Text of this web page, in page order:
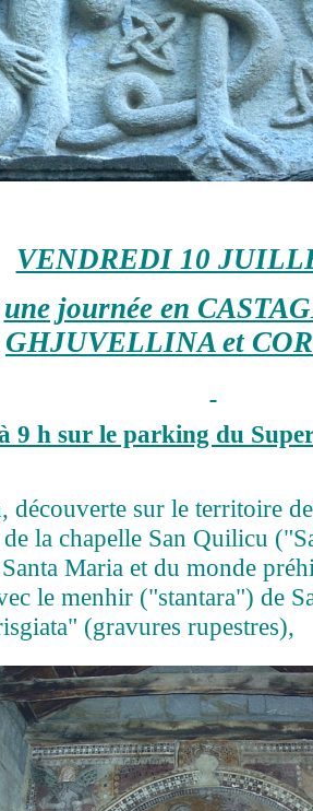
VENDREDI 10
une journée en
GHJUVELLINA et
9 h sur le parking du
découverte sur le territoire
de la chapelle San Quilicu
Maria et du monde
le menhir ("stantara") de
(gravures rupestres),